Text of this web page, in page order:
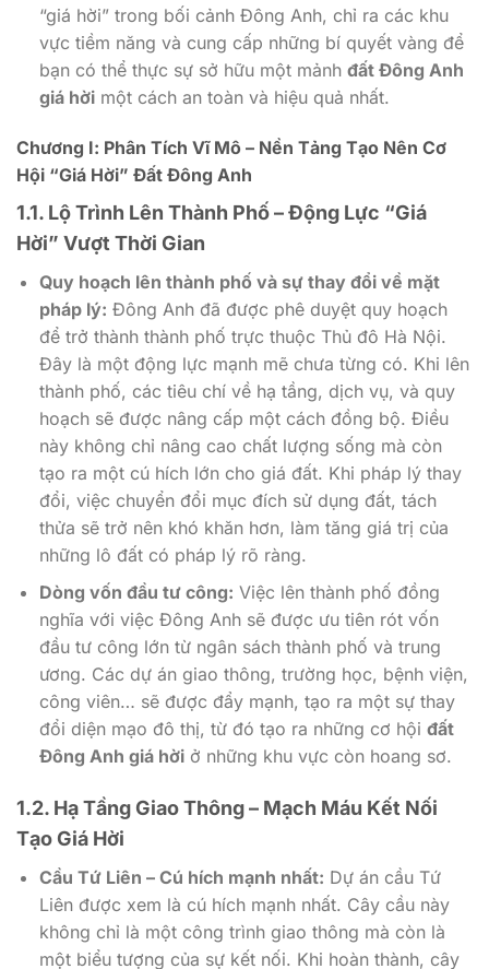
“giá hời” trong bối cảnh Đông Anh, chỉ ra các khu
vực tiềm năng và cung cấp những bí quyết vàng để
bạn có thể thực sự sở hữu một mảnh đất Đông Anh
giá hờimột cách an toàn và hiệu quả nhất.
Chương I: Phân Tích Vĩ Mô – Nền Tảng Tạo Nên Cơ
Hội “Giá Hời” Đất Đông Anh
1.1. Lộ Trình Lên Thành Phố – Động Lực “Giá
Hời” Vượt Thời Gian
Quy hoạch lên thành phố và sự thay đổi về mặt
pháp lý: Đông Anh đã được phê duyệt quy hoạch
để trở thành thành phố trực thuộc Thủ đô Hà Nội.
Đây là một động lực mạnh mẽ chưa từng có. Khi lên
thành phố, các tiêu chí về hạ tầng, dịch vụ, và quy
hoạch sẽ được nâng cấp một cách đồng bộ. Điều
này không chỉ nâng cao chất lượng sống mà còn
tạo ra một cú hích lớn cho giá đất. Khi pháp lý thay
đổi, việc chuyển đổi mục đích sử dụng đất, tách
thửa sẽ trở nên khó khăn hơn, làm tăng giá trị của
những lô đất có pháp lý rõ ràng.
Dòng vốn đầu tư công: Việc lên thành phố đồng
nghĩa với việc Đông Anh sẽ được ưu tiên rót vốn
đầu tư công lớn từ ngân sách thành phố và trung
ương. Các dự án giao thông, trường học, bệnh viện,
công viên… sẽ được đẩy mạnh, tạo ra một sự thay
đổi diện mạo đô thị, từ đó tạo ra những cơ hội đất
Đông Anh giá hờiở những khu vực còn hoang sơ.
1.2. Hạ Tầng Giao Thông – Mạch Máu Kết Nối
Tạo Giá Hời
Cầu Tứ Liên – Cú hích mạnh nhất: Dự án cầu Tứ
Liên được xem là cú hích mạnh nhất. Cây cầu này
không chỉ là một công trình giao thông mà còn là
một biểu tượng của sự kết nối. Khi hoàn thành, cây